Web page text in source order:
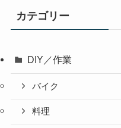
カテゴリー
DIY／作業
バイク
料理